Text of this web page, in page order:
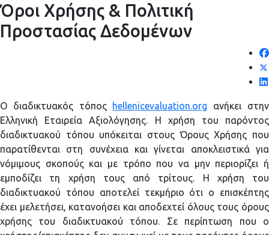
Όροι Χρήσης & Πολιτική
Προστασίας Δεδομένων
Ο διαδικτυακός τόπος hellenicevaluation.org ανήκει στην
Ελληνική Εταιρεία Αξιολόγησης. Η χρήση του παρόντος
διαδικτυακού τόπου υπόκειται στους Όρους Χρήσης που
παρατίθενται στη συνέχεια και γίνεται αποκλειστικά για
νόμιμους σκοπούς και με τρόπο που να μην περιορίζει ή
εμποδίζει τη χρήση τους από τρίτους. Η χρήση του
διαδικτυακού τόπου αποτελεί τεκμήριο ότι ο επισκέπτης
έχει μελετήσει, κατανοήσει και αποδεχτεί όλους τους όρους
χρήσης του διαδικτυακού τόπου. Σε περίπτωση που ο